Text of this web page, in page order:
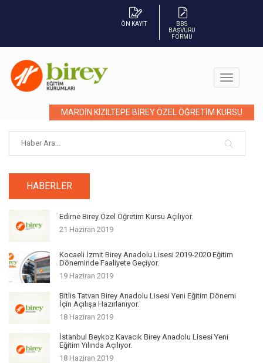
BBS
BAŞVURU
FORMU
ÖN KAYIT
MARDİN KIZILTEPE BİREY ÖZEL ÖĞRETİM KURSU
HABERLER
Edirne Birey Özel Öğretim Kursu Açılıyor.
21 Haziran 2019
Kocaeli İzmit Birey Anadolu Lisesi 2019-2020 Eğitim
Döneminde Faaliyete Geçiyor.
19 Haziran 2019
Bitlis Tatvan Birey Anadolu Lisesi Yeni Eğitim Dönemi
İçin Açılışa Hazırlanıyor.
18 Haziran 2019
İstanbul Beykoz Kavacık Birey Anadolu Lisesi Yeni
Eğitim Yılında Açılıyor.
18 Haziran 2019